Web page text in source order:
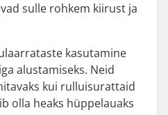
sulle rohkem kiirust ja
kasutamine
alustamiseks. Neid
kui rulluisurattaid
olla heaks hüppelauaks